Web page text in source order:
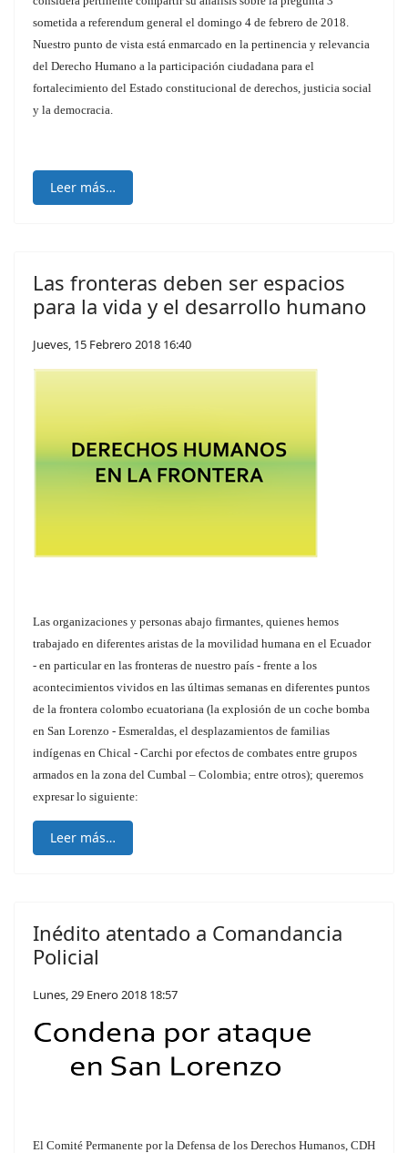
sometida a referendum general el domingo 4 de febrero de 2018.
Nuestro punto de vista está enmarcado en la pertinencia y relevancia
del Derecho Humano a la participación ciudadana para el
fortalecimiento del Estado constitucional de derechos, justicia social
y la democracia.
Leer más…
Las fronteras deben ser espacios
para la vida y el desarrollo humano
Jueves, 15 Febrero 2018 16:40
Las organizaciones y personas abajo firmantes, quienes hemos
trabajado en diferentes aristas de la movilidad humana en el Ecuador
- en particular en las fronteras de nuestro país - frente a los
acontecimientos vividos en las últimas semanas en diferentes puntos
de la frontera colombo ecuatoriana (la explosión de un coche bomba
en San Lorenzo - Esmeraldas, el desplazamientos de familias
indígenas en Chical - Carchi por efectos de combates entre grupos
armados en la zona del Cumbal – Colombia; entre otros); queremos
expresar lo siguiente:
Leer más…
Inédito atentado a Comandancia
Policial
Lunes, 29 Enero 2018 18:57
El Comité Permanente por la Defensa de los Derechos Humanos, CDH